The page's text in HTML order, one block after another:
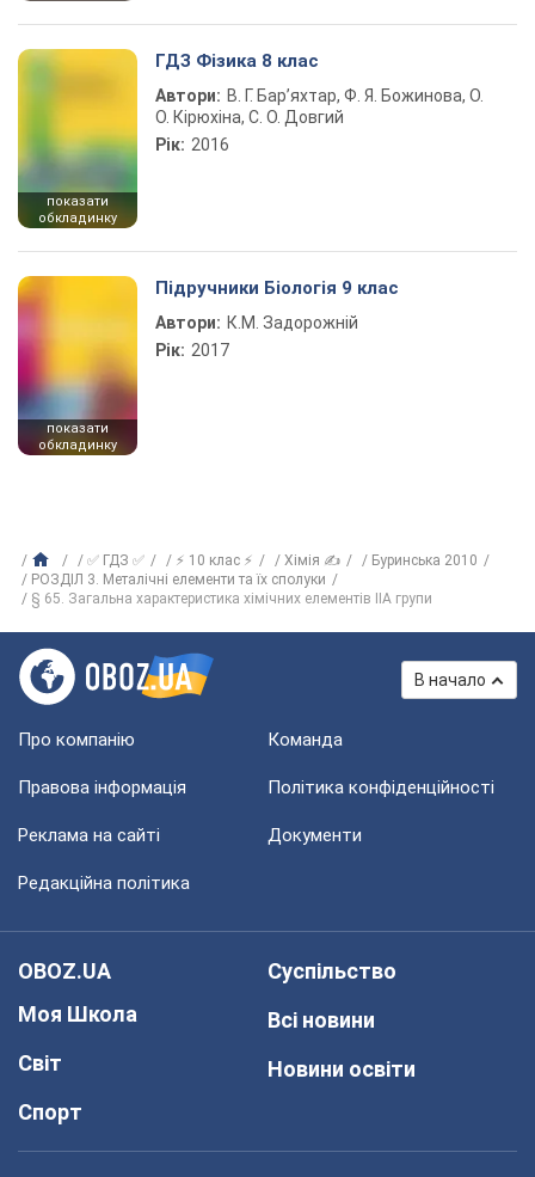
показати
обкладинку
ГДЗ Фізика 8 клас
Автори: В. Г. Бар’яхтар, Ф. Я. Божинова, О.
О. Кірюхіна, С. О. Довгий
Рік: 2016
показати
обкладинку
Підручники Біологія 9 клас
Автори: К.М. Задорожній
Рік: 2017
✅ ГДЗ ✅ ⚡ 10 клас ⚡ Хімія ✍
Буринська 2010
РОЗДІЛ 3. Металічні елементи та їх сполуки
§ 65. Загальна характеристика хімічних елементів IIA групи
В начало
Про компанію Команда
Правова інформація Політика конфіденційності
Реклама на сайті Документи
Редакційна політика
OBOZ.UA
Моя Школа
Світ
Спорт
Суспільство
Всі новини
Новини освіти